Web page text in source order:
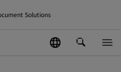
Solutions